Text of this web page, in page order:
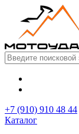
+7 (910) 910 48 44
Каталог